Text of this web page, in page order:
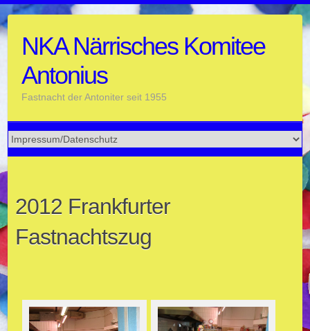
Skip
to
contentNKA Närrisches Komitee
Antonius
Fastnacht der Antoniter seit 1955
2012 Frankfurter
Fastnachtszug